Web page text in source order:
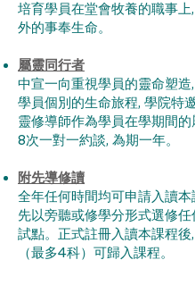
培育學員在堂會牧養的職事上
外的事奉生命。​
屬靈同行者
中宣一向重視學員的靈命塑造
學員個別的生命旅程, 學院特
靈修導師作為學員在學期間的
8次一對一約談, 為期一年。​
附先導修讀
全年任何時間均可申請入讀
先以旁聽或修學分形式選修
試點。正式註冊入讀本課程後
（最多4科）可歸入課程。​